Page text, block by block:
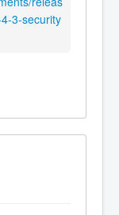
3-security